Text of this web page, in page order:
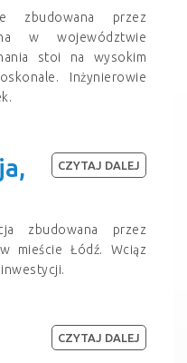
zbudowana przez
w województwie
stoi na wysokim
Inżynierowie
zbudowana przez
mieście Łódź. Wciąz
CZYTAJ DALEJ
CZYTAJ DALEJ